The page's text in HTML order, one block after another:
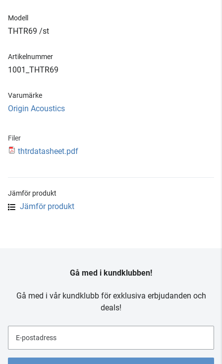
Modell
THTR69 /st
Artikelnummer
1001_THTR69
Varumärke
Origin Acoustics
Filer
thtrdatasheet.pdf
Jämför produkt
Jämför produkt
Gå med i kundklubben!
Gå med i vår kundklubb för exklusiva erbjudanden och
deals!
E-postadress